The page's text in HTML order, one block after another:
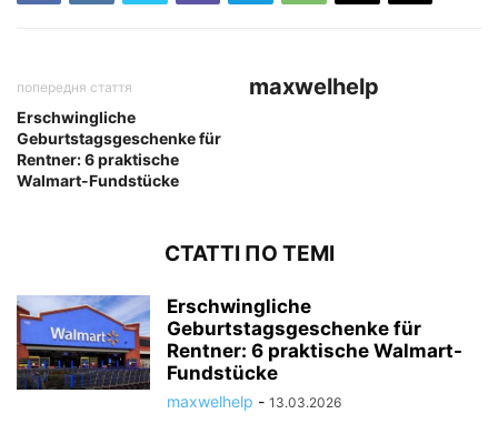
попередня стаття
Erschwingliche
Geburtstagsgeschenke für
Rentner: 6 praktische
Walmart-Fundstücke
maxwelhelp
СТАТТІ ПО ТЕМІ
Erschwingliche
Geburtstagsgeschenke für
Rentner: 6 praktische Walmart-
Fundstücke
maxwelhelp - 13.03.2026